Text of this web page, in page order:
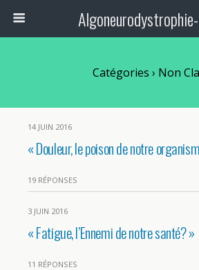
Catégories › Non
14 JUIN 2016
« Douleur, le poison de notre
19 RÉPONSES
3 JUIN 2016
« Fatigue, l’Ennemi de notre santé? »
11 RÉPONSES